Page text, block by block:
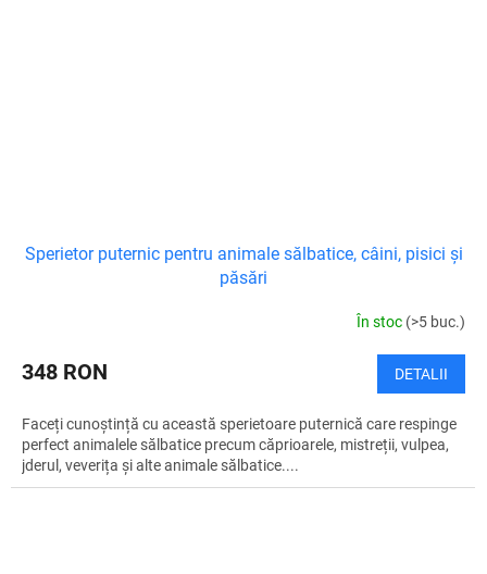
Sperietor puternic pentru animale sălbatice, câini, pisici și
păsări
În stoc (>5 buc.)
348 RON DETALII
Faceți cunoștință cu această sperietoare puternică care respinge
perfect animalele sălbatice precum căprioarele, mistreții, vulpea,
jderul, veverița și alte animale sălbatice....